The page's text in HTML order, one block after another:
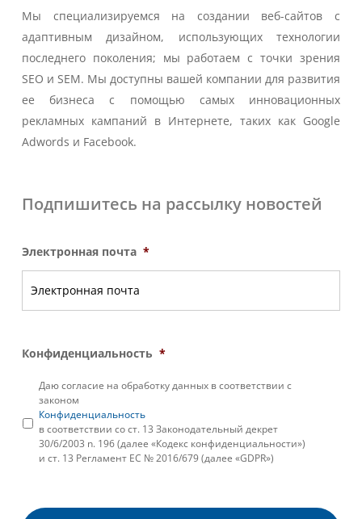
Мы специализируемся на создании веб-сайтов с
адаптивным дизайном, использующих технологии
последнего поколения; мы работаем с точки зрения
SEO и SEM. Мы доступны вашей компании для развития
ее бизнеса с помощью самых инновационных
рекламных кампаний в Интернете, таких как Google
Adwords и Facebook.
Подпишитесь на рассылку новостей
Электронная почта *
Конфиденциальность *
Даю согласие на обработку данных в соответствии с
законом
Конфиденциальность
в соответствии со ст. 13 Законодательный декрет
30/6/2003 n. 196 (далее «Кодекс конфиденциальности»)
и ст. 13 Регламент ЕС № 2016/679 (далее «GDPR»)